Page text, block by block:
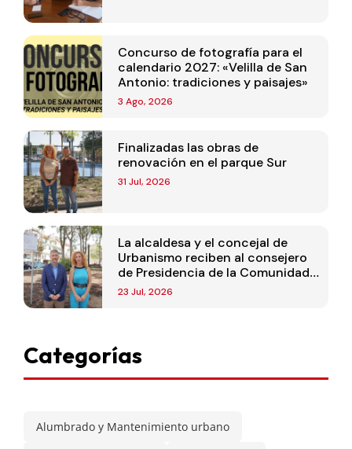
Concurso de fotografía para el
calendario 2027: «Velilla de San
Antonio: tradiciones y paisajes»
3 Ago, 2026
Finalizadas las obras de
renovación en el parque Sur
31 Jul, 2026
La alcaldesa y el concejal de
Urbanismo reciben al consejero
de Presidencia de la Comunidad
de Madrid
23 Jul, 2026
Categorías
Alumbrado y Mantenimiento urbano